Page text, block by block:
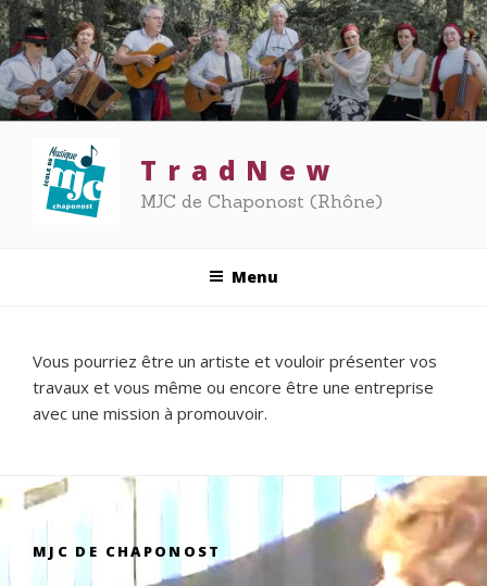
Aller
au
contenu
principal
T r a d N e w
MJC de Chaponost (Rhône)
Menu
Vous pourriez être un artiste et vouloir présenter vos
travaux et vous même ou encore être une entreprise
avec une mission à promouvoir.
MJC DE CHAPONOST